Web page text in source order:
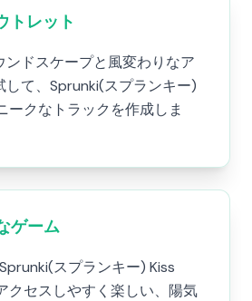
トレット
ンドスケープと風変わりなア
して、Sprunki(スプランキー)
ークなトラックを作成しま
ゲーム
スプランキー) Kiss
クセスしやすく楽しい、陽気